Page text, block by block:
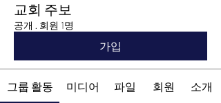
교회 주보
공개 · 회원 1명
가입
그룹 활동 미디어 파일 회원 소개